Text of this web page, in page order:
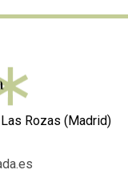
Rozas (Madrid)